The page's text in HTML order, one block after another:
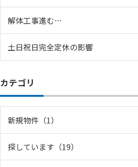
解体工事進む…
土日祝日完全定休の影響
カテゴリ
新規物件（1）
探しています（19）